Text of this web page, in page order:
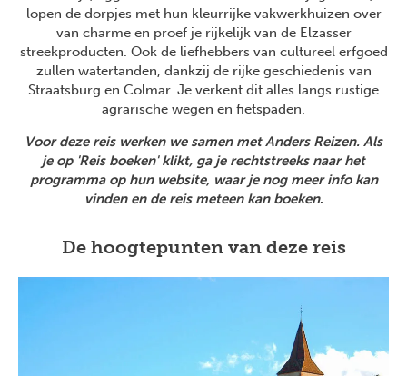
lopen de dorpjes met hun kleurrijke vakwerkhuizen over
van charme en proef je rijkelijk van de Elzasser
streekproducten. Ook de liefhebbers van cultureel erfgoed
zullen watertanden, dankzij de rijke geschiedenis van
Straatsburg en Colmar. Je verkent dit alles langs rustige
agrarische wegen en fietspaden.
Voor deze reis werken we samen met Anders Reizen. Als
je op 'Reis boeken' klikt, ga je rechtstreeks naar het
programma op hun website, waar je nog meer info kan
vinden en de reis meteen kan boeken.
De hoogtepunten van deze reis